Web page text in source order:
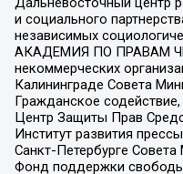
и социального
независимых
АКАДЕМИЯ ПО ПРАВАМ
некоммерческих
Калининграде Совета
Гражданское
Центр Защиты Прав
Институт развития
Санкт-Петербурге
Фонд поддержки